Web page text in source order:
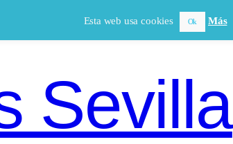
Sevilla
Esta web usa cookies Ok Más